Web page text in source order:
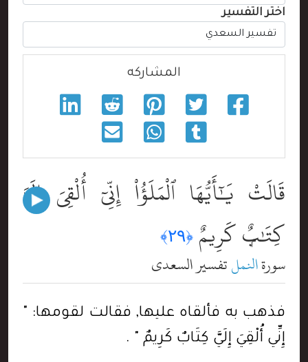
اختر التفسير
المشاركه
قَالَتْ يَٰٓأَيُّهَا ٱلْمَلَؤُاْ إِنِّىٓ أُلْقِىَ إِلَىَّ
كِتَٰبٌۭ كَرِيمٌ﴿٢٩﴾
سورةالنملتفسير السعدي
فذهب به فألقاه عليها, فقالت لقومها: "
إِنِّي أُلْقِيَ إِلَيَّ كِتَابٌ كَرِيمٌ " .